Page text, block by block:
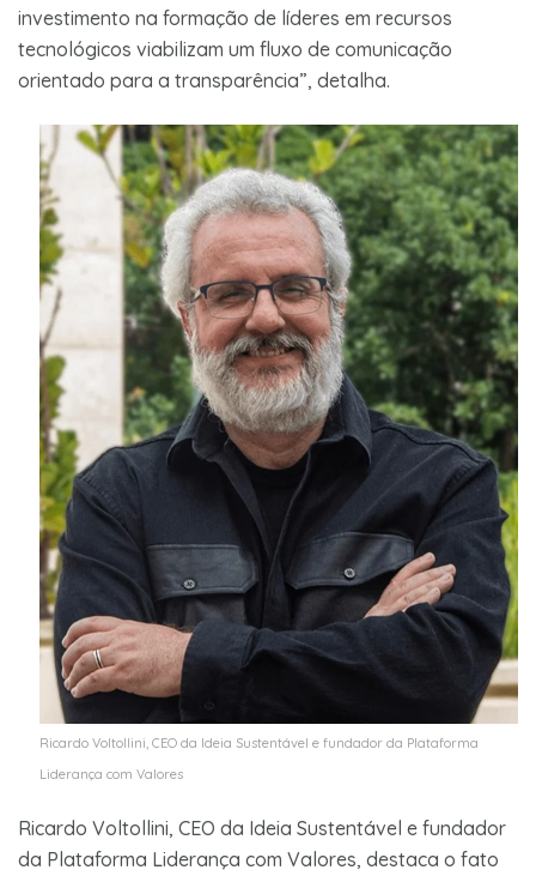
investimento na formação de líderes em recursos
tecnológicos viabilizam um fluxo de comunicação
orientado para a transparência”, detalha.
Ricardo Voltollini, CEO da Ideia Sustentável e fundador da Plataforma
Liderança com Valores
Ricardo Voltollini, CEO da Ideia Sustentável e fundador
da Plataforma Liderança com Valores, destaca o fato